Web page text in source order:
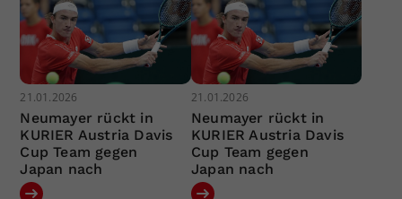
21.01.2026
Neumayer rückt in
KURIER Austria Davis
Cup Team gegen
Japan nach
21.01.2026
Neumayer rückt in
KURIER Austria Davis
Cup Team gegen
Japan nach